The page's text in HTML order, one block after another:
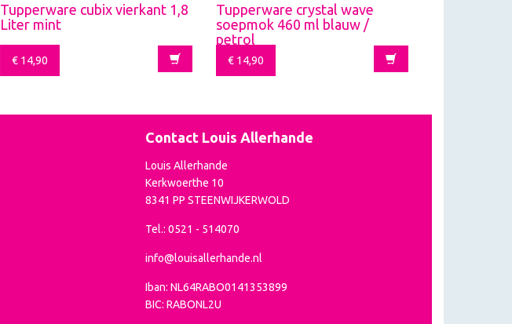
Tupperware cubix vierkant 1,8
Liter mint
€14,90
Tupperware crystal wave
soepmok 460 ml blauw /
petrol
€14,90
Contact Louis Allerhande
Louis Allerhande
Kerkwoerthe 10
8341 PP STEENWIJKERWOLD
Tel.: 0521 - 514070
info@louisallerhande.nl
Iban: NL64RABO0141353899
BIC: RABONL2U